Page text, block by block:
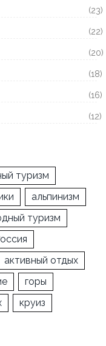
(23)
(22)
(20)
(18)
(16)
(12)
туризм
альпинизм
туризм
активный отдых
горы
круиз